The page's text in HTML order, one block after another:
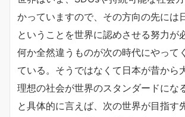
かっていますので、その方向の先には
ということを世界に認めさせる努力が
何か全然違うものが次の時代にやって
ている。そうではなくて日本が昔から
理想の社会が世界のスタンダードにな
と具体的に言えば、次の世界が目指す